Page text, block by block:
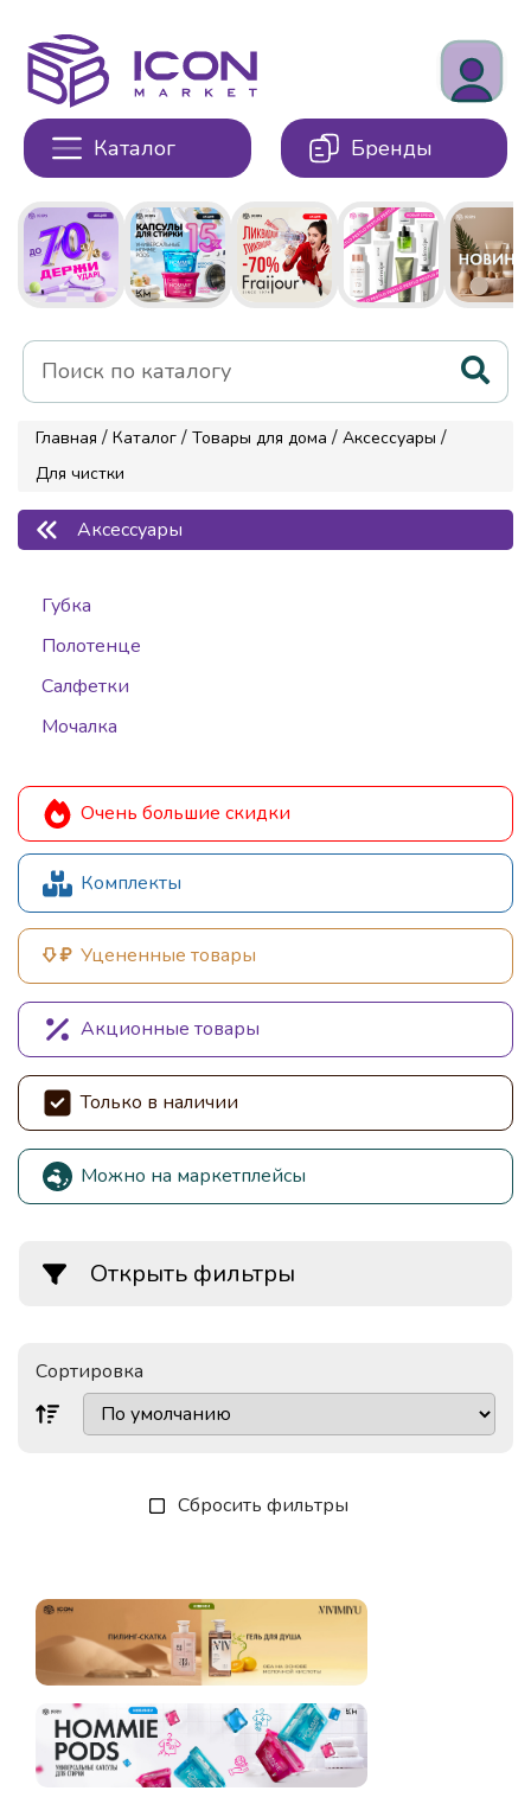
Каталог Бренды
Главная / Каталог / Товары для дома / Аксессуары /
Для чистки
Аксессуары
Губка
Полотенце
Салфетки
Мочалка
Очень большие скидки
Комплекты
Уцененные товары
Акционные товары
Только в наличии
Можно на маркетплейсы
Открыть фильтры
Сортировка
Сбросить фильтры